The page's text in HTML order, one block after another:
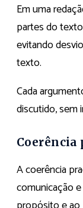
Em uma
partes do
evitando
texto.
Cada
discutido, sem
A coerência
comunicação